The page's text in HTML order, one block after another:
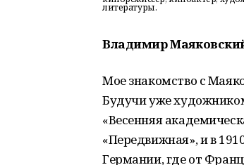
литературы.
Владимир
Мое знакомство с
Будучи уже
«Весенняя
«Передвижная», и в
Германии, где от